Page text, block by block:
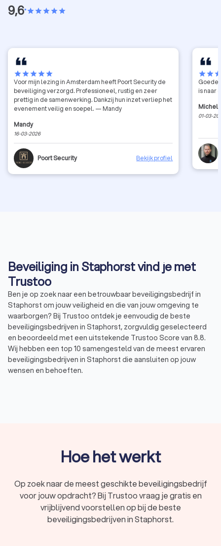
9,6•starstarstarstarstar
starstarstarstarstar
Voor mijn lezing in Amsterdam heeft Poort Security de
beveiliging verzorgd. Professioneel, rustig en zeer
prettig in de samenwerking. Dankzij hun inzet verliep het
evenement veilig en soepel. — Mandy
Mandy
16-03-2026
Poort Security Bekijk profiel
starstar
Goede
is naar
Michel
01-03-
Beveiliging in Staphorst vind je met
Trustoo
Ben je op zoek naar een betrouwbaar beveiligingsbedrijf in
Staphorst om jouw veiligheid en die van jouw omgeving te
waarborgen? Bij Trustoo ontdek je eenvoudig de beste
beveiligingsbedrijven in Staphorst, zorgvuldig geselecteerd
en beoordeeld met een uitstekende Trustoo Score van 8.8.
Wij hebben een top 10 samengesteld van de meest ervaren
beveiligingsbedrijven in Staphorst die aansluiten op jouw
wensen en behoeften.
Soorten beveiliging: wat doet een
Een beveiligingsbedrijf in Staphorst biedt veel diensten aan
om de veiligheid van mensen, eigendommen en
evenementen te waarborgen. De
beveiligingswerkzaamheden variëren afhankelijk van jouw
Hoe het werkt
Op zoek naar de meest geschikte beveiligingsbedrijf
voor jouw opdracht? Bij Trustoo vraag je gratis en
vrijblijvend voorstellen op bij de beste
beveiligingsbedrijven in Staphorst.